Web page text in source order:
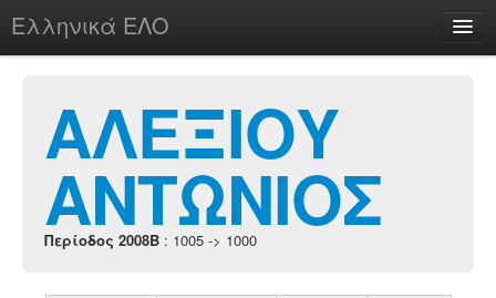
Ελληνικά ΕΛΟ
chesstu.be @ discord
Login
ΑΛΕΞΙΟΥ
ΑΝΤΩΝΙΟΣ
Περίοδος 2008B : 1005 -> 1000